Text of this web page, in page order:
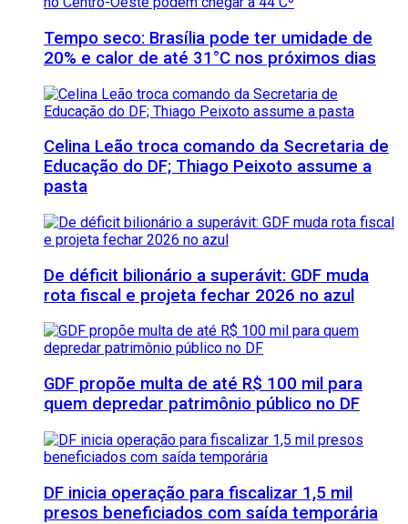
Tempo seco: Brasília pode ter umidade de
20% e calor de até 31°C nos próximos dias
Celina Leão troca comando da Secretaria de
Educação do DF; Thiago Peixoto assume a
pasta
De déficit bilionário a superávit: GDF muda
rota fiscal e projeta fechar 2026 no azul
GDF propõe multa de até R$ 100 mil para
quem depredar patrimônio público no DF
DF inicia operação para fiscalizar 1,5 mil
presos beneficiados com saída temporária